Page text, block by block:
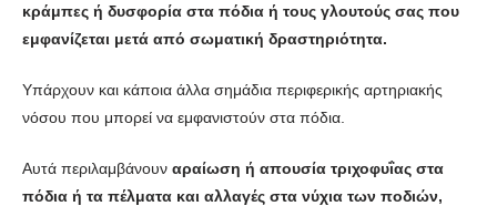
κράμπες ή δυσφορία στα πόδια ή τους γλουτούς σας που
εμφανίζεται μετά από σωματική δραστηριότητα.
Υπάρχουν και κάποια άλλα σημάδια περιφερικής αρτηριακής
νόσου που μπορεί να εμφανιστούν στα πόδια.
Αυτά περιλαμβάνουν αραίωση ή απουσία τριχοφυΐας στα
πόδια ή τα πέλματα και αλλαγές στα νύχια των ποδιών,